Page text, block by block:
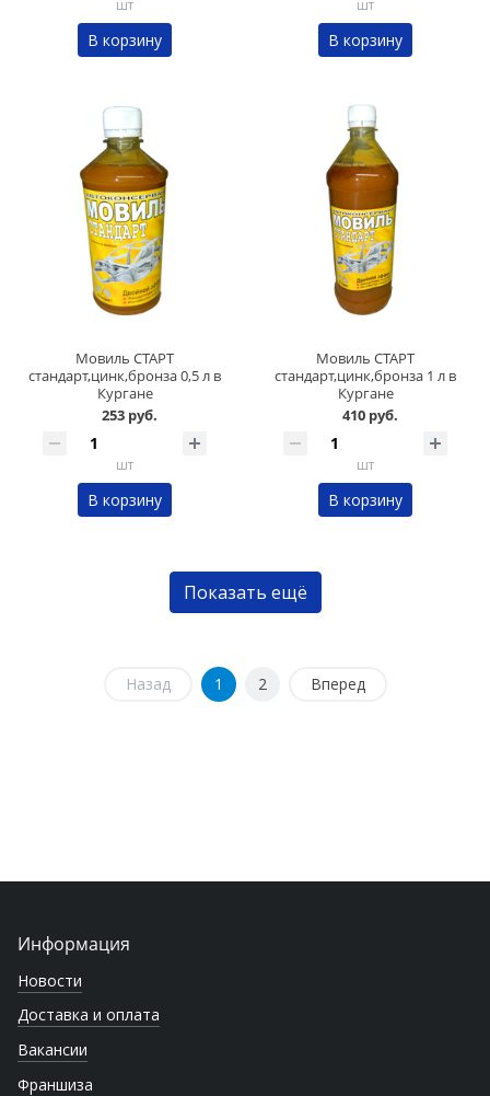
шт
В корзину
шт
В корзину
Мовиль СТАРТ
стандарт,цинк,бронза 0,5 л в
Кургане
253 руб.
шт
В корзину
Мовиль СТАРТ
стандарт,цинк,бронза 1 л в
Кургане
410 руб.
шт
В корзину
Показать ещё
Назад 1 2 Вперед
Информация
Новости
Доставка и оплата
Вакансии
Франшиза